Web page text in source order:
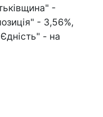
-
- 3,56%,
- на